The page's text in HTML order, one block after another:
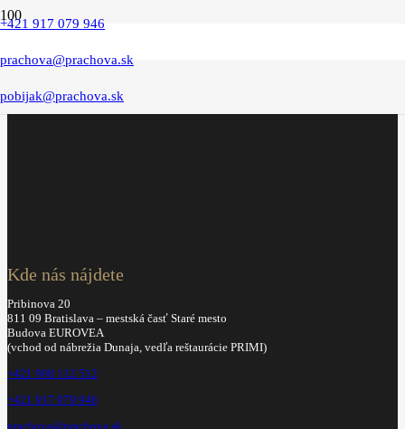
+421 917 079 946
prachova@prachova.sk
pobijak@prachova.sk
advokát
Kde nás nájdete
Pribinova 20
811 09 Bratislava – mestská časť Staré mesto
Budova EUROVEA
(vchod od nábrežia Dunaja, vedľa reštaurácie PRIMI)
+421 908 112 512
+421 917 079 946
prachova@prachova.sk